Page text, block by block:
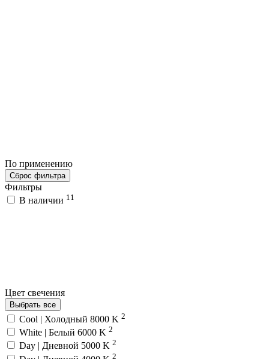
По применению
Сброс фильтра
Фильтры
В наличии 11
Цвет свечения
Выбрать все
Cool | Холодный 8000 K 2
White | Белый 6000 K 2
Day | Дневной 5000 K 2
2